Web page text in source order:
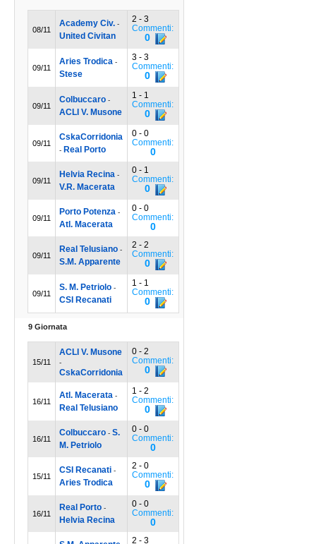
08/11
Academy Civ.-
United Civitan
2 - 3
Commenti:
0
09/11
Aries Trodica -
Stese
3 - 3
Commenti:
0
09/11
Colbuccaro-
ACLI V. Musone
1 - 1
Commenti:
0
09/11
CskaCorridonia
- Real Porto
0 - 0
Commenti:
0
09/11
Helvia Recina -
V.R. Macerata
0 - 1
Commenti:
0
09/11
Porto Potenza -
Atl. Macerata
0 - 0
Commenti:
0
09/11
Real Telusiano-
S.M. Apparente
2 - 2
Commenti:
0
09/11
S. M. Petriolo-
CSI Recanati
1 - 1
Commenti:
0
9 Giornata
15/11
ACLI V. Musone
-
CskaCorridonia
0 - 2
Commenti:
0
16/11
Atl. Macerata -
Real Telusiano
1 - 2
Commenti:
0
16/11
Colbuccaro- S.
M. Petriolo
0 - 0
Commenti:
0
15/11
CSI Recanati-
Aries Trodica
2 - 0
Commenti:
0
16/11
Real Porto-
Helvia Recina
0 - 0
Commenti:
0
2 - 3